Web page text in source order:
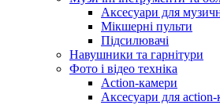
Аксесуари для
Мікшерні пульти
Підсилювачі
Навушники та гарнітури
Фото і відео техніка
Action-камери
Аксесуари для action-